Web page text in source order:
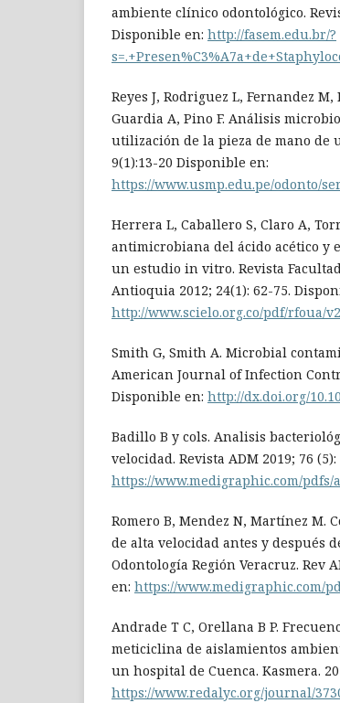
ambiente clínico odontológico.
Disponible en: http://fasem.edu.br/?
Reyes J, Rodriguez L, Fernandez
Guardia A, Pino F. Análisis
utilización de la pieza de mano de
9(1):13-20 Disponible en:
https://www.usmp.edu.pe/odonto/
Herrera L, Caballero S, Claro A,
antimicrobiana del ácido acético y
un estudio in vitro. Revista
Antioquia 2012; 24(1): 62-75.
http://www.scielo.org.co/pdf/rfoua/
Smith G, Smith A. Microbial
American Journal of Infection
Disponible en: http://dx.doi.org/
Badillo B y cols. Analisis
velocidad. Revista ADM 2019; 76
https://www.medigraphic.com/pdfs/
Romero B, Mendez N, Martínez M.
de alta velocidad antes y después
Odontología Región Veracruz. Rev
en: https://www.medigraphic.com/
Andrade T C, Orellana B P.
meticiclina de aislamientos
un hospital de Cuenca. Kasmera.
https://www.redalyc.org/journal/